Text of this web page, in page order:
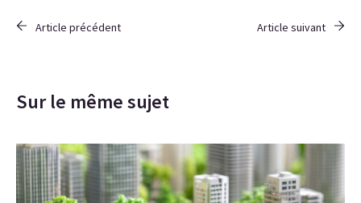
Article précédent Article suivant
Sur le même sujet